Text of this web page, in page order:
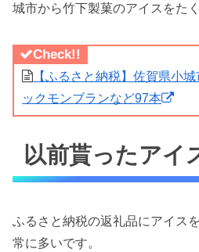
城市から竹下製菓のアイスをた
Check!!
【ふるさと納税】佐賀県小
ックモンブランなど97本
以前貰ったアイ
ふるさと納税の返礼品にアイス
常に多いです。